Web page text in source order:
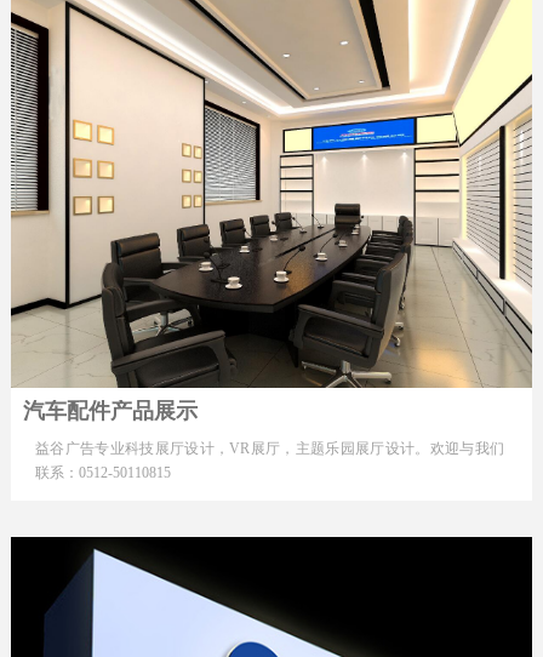
汽车配件产品展示
益谷广告专业科技展厅设计，VR展厅，主题乐园展厅设计。欢迎与我们
联系：0512-50110815